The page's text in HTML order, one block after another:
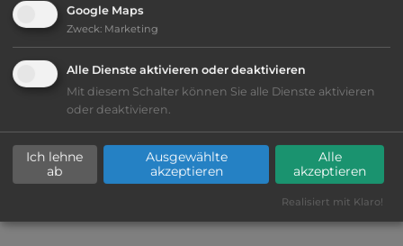
Telefon:
Lage: schön
Geräuschkulisse: überwiegend ruhig
Google Maps
Zweck: Marketing
Alle Dienste aktivieren oder deaktivieren
Mit diesem Schalter können Sie alle Dienste aktivieren
oder deaktivieren.
Ich lehne
ab
Ausgewählte
akzeptieren
Alle
akzeptieren
Realisiert mit Klaro!